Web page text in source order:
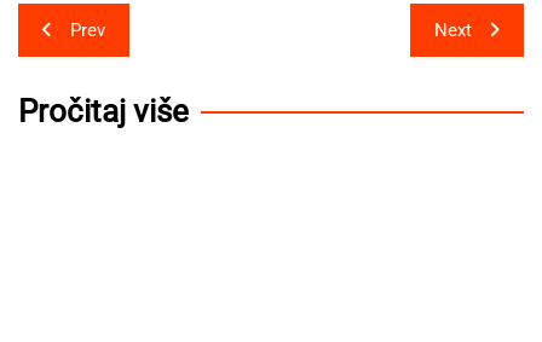
Post
navigation
Prev Next
Pročitaj više